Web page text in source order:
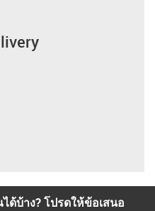
ด้บ้าง? โปรดให้ข้อเสนอ